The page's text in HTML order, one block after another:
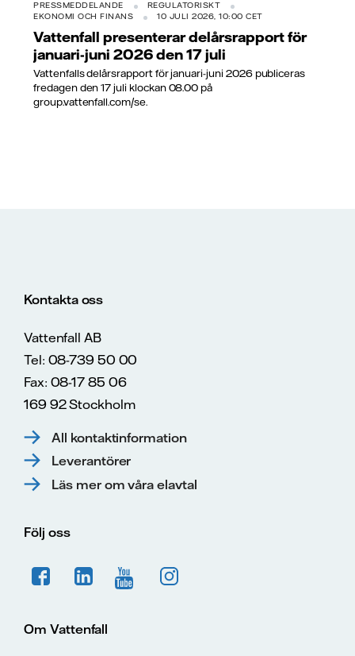
PRESSMEDDELANDE
REGULATORISKT
EKONOMI OCH FINANS
10 JULI 2026, 10:00 CET
Vattenfall presenterar delårsrapport för
januari-juni 2026 den 17 juli
Vattenfalls delårsrapport för januari-juni 2026 publiceras
fredagen den 17 juli klockan 08.00 på
group.vattenfall.com/se.
Kontakta oss
Vattenfall AB
Tel: 08-739 50 00
Fax: 08-17 85 06
169 92 Stockholm
All kontaktinformation
Leverantörer
Läs mer om våra elavtal
Följ oss
Om Vattenfall